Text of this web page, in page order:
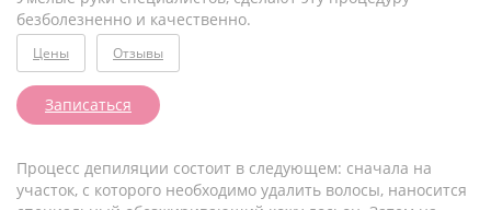
безболезненно и качественно.
Цены Отзывы
Записаться
Процесс депиляции состоит в следующем: сначала на
участок, с которого необходимо удалить волосы, наносится